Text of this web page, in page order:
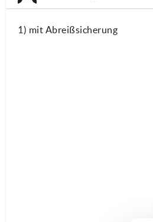
1) mit Abreißsicherung